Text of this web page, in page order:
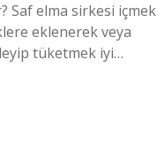
Saf elma sirkesi içmek
eklenerek veya
tüketmek iyi…